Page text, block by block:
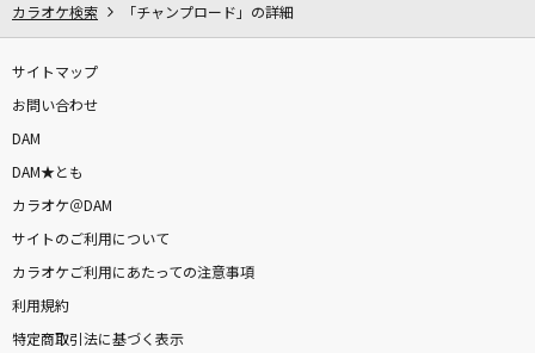
カラオケ検索 「チャンプロード」の詳細
サイトマップ
お問い合わせ
DAM
DAM★とも
カラオケ＠DAM
サイトのご利用について
カラオケご利用にあたっての注意事項
利用規約
特定商取引法に基づく表示